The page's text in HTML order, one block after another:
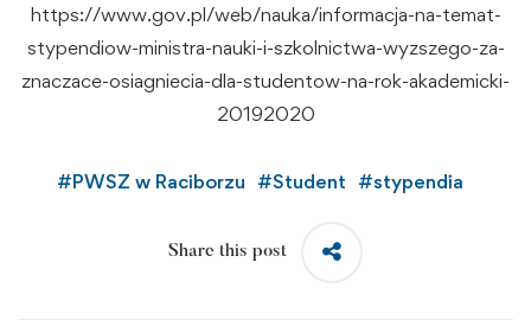
https://www.gov.pl/web/nauka/informacja-na-temat-
stypendiow-ministra-nauki-i-szkolnictwa-wyzszego-za-
znaczace-osiagniecia-dla-studentow-na-rok-akademicki-
20192020
#PWSZ w Raciborzu #Student #stypendia
Share this post